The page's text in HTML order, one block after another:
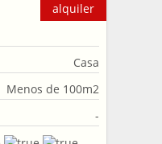
alquiler
Casa
Menos de 100m2
-